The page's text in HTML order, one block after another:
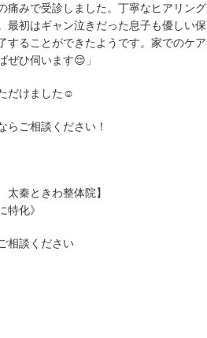
痛みで受診しました。丁寧なヒアリン
最初はギャン泣きだった息子も優しい
することができたようです。家でのケ
ぜひ伺います😌」
だけました☺
らご相談ください！
太秦ときわ整体院】
特化》
相談ください